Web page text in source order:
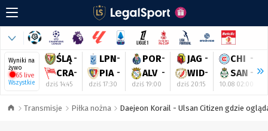
Wyniki na
żywo
65 live
Wszystkie
ŚLĄ -
CRA-
dziś 14:45
LPN-
PIA -
dziś 17:30
POR-
ALV -
dziś 19:00
JAG -
WID-
dziś 20:15
CHI -
SAN -
10.08 02:00
Transmisje Piłka nożna Daejeon Korail - Ulsan Citizen gdzie